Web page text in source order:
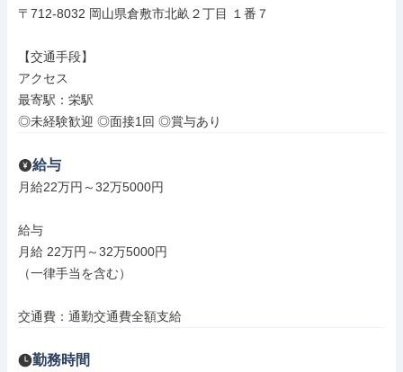
〒712-8032 岡山県倉敷市北畝２丁目 １番７
【交通手段】
アクセス
最寄駅：栄駅
◎未経験歓迎 ◎面接1回 ◎賞与あり
給与
月給22万円～32万5000円
給与
月給 22万円～32万5000円
（一律手当を含む）
交通費：通勤交通費全額支給
勤務時間